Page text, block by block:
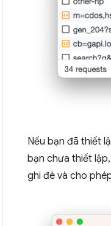
Nếu bạn đã thiết
bạn chưa thiết
ghi đè và cho